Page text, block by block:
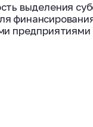
выделения